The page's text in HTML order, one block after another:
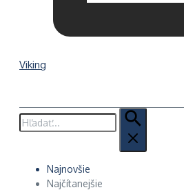
Viking
Hľadať:
Najnovšie
Najčítanejšie